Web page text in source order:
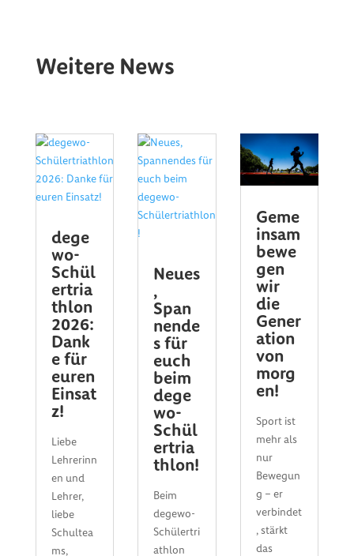
Weitere News
dege
wo-
Schül
ertria
thlon
2026:
Dank
e für
euren
Einsat
z!
Liebe
Lehrerinn
en und
Lehrer,
liebe
Schultea
ms,
Neues
,
Span
nende
s für
euch
beim
dege
wo-
Schül
ertria
thlon!
Beim
degewo-
Schülertri
athlon
Geme
insam
bewe
gen
wir
die
Gener
ation
von
morg
en!
Sport ist
mehr als
nur
Bewegun
g – er
verbindet
, stärkt
das